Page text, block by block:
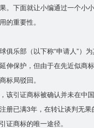
。下面就让小编通过一个小
的重要性。
俱乐部（以下称“申请人”）
伸保护，但由于在先近似商
标局驳回。
该引证商标被确认并未在中
册已满3年，在转让谈判无果
证商标的唯一途径。